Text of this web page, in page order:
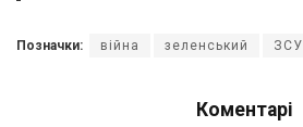
Позначки: війна зеленський ЗСУ
Коментарі